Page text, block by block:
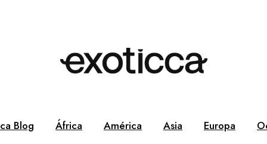
Blog África América Asia Europa